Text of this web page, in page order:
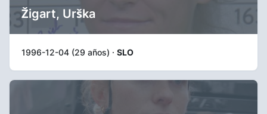
Žigart, Urška
1996-12-04 (29 años) · SLO